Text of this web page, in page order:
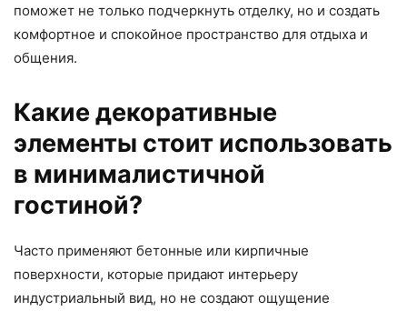
поможет не только подчеркнуть отделку, но и создать
комфортное и спокойное пространство для отдыха и
общения.
Какие декоративные
элементы стоит использовать
в минималистичной
гостиной?
Часто применяют бетонные или кирпичные
поверхности, которые придают интерьеру
индустриальный вид, но не создают ощущение